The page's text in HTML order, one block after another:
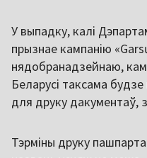
У выпадку, калі
прызнае кампанію
нядобранадзейнаю,
Беларусі таксама
для друку дакументаў,
Тэрміны друку